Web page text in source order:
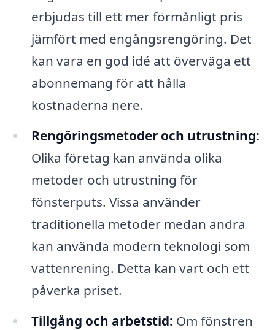
erbjudas till ett mer förmånligt pris
jämfört med engångsrengöring. Det
kan vara en god idé att överväga ett
abonnemang för att hålla
kostnaderna nere.
Rengöringsmetoder och utrustning:
Olika företag kan använda olika
metoder och utrustning för
fönsterputs. Vissa använder
traditionella metoder medan andra
kan använda modern teknologi som
vattenrening. Detta kan vart och ett
påverka priset.
Tillgång och arbetstid: Om fönstren